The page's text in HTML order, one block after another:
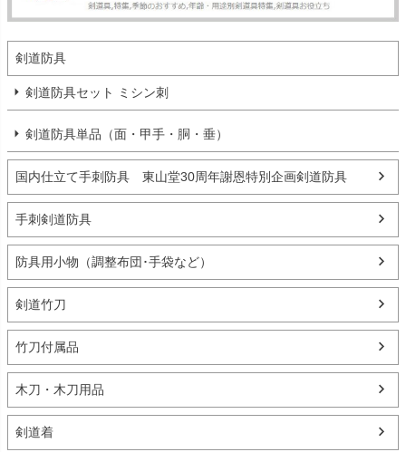
剣道防具
剣道防具セット ミシン刺
剣道防具単品（面・甲手・胴・垂）
国内仕立て手刺防具 東山堂30周年謝恩特別企画剣道防具
手刺剣道防具
防具用小物（調整布団･手袋など）
剣道竹刀
竹刀付属品
木刀・木刀用品
剣道着